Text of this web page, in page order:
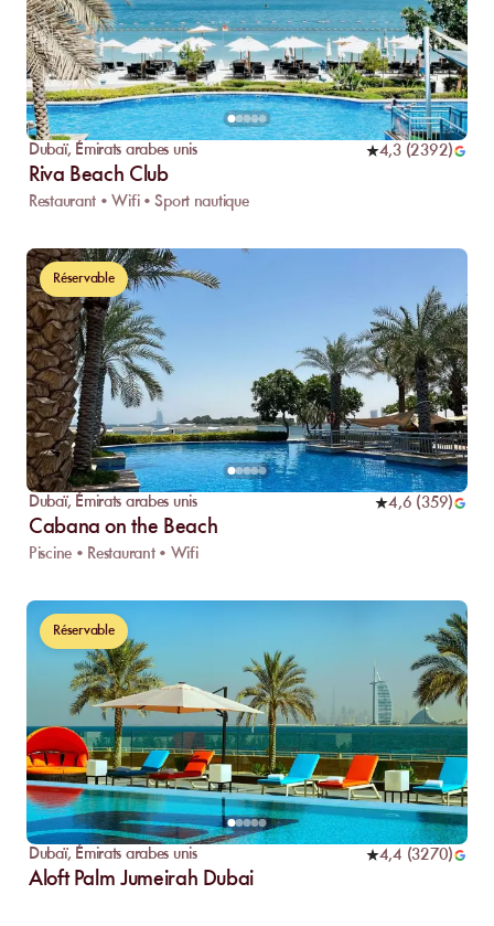
Dubaï, Émirats arabes unis 4,3(2392)
Riva Beach Club
Restaurant • Wifi • Sport nautique
Réservable
Dubaï, Émirats arabes unis 4,6 (359)
Cabana on the Beach
Piscine • Restaurant • Wifi
Réservable
Dubaï, Émirats arabes unis 4,4 (3270)
Aloft Palm Jumeirah Dubai